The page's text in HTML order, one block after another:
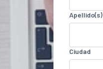
Apellido(s)
Ciudad